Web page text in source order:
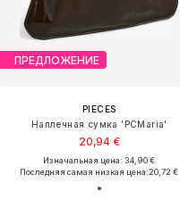
ПРЕДЛОЖЕНИЕ
PIECES
Наплечная сумка 'PCMaria'
20,94 €
Изначальная цена: 34,90 €
Последняя самая низкая цена:20,72 €